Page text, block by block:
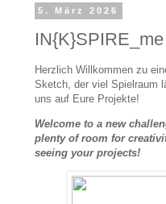
5. März 2026
Herzlich Willkommen zu
Sketch, der viel Spielraum
uns auf Eure Projekte!
Welcome to a new
plenty of room for
seeing your projects!